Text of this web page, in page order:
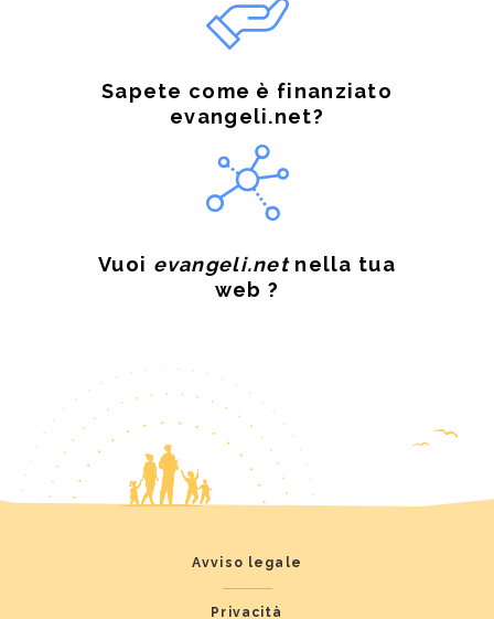
Sapete come è finanziato
evangeli.net?
Vuoi evangeli.netnella tua
web ?
Avviso legale
Privacità